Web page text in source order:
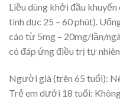
Liều dùng khởi đầu
tình dục 25 – 60 phút).
cáo từ 5mg – 20mg/lần/
có đáp ứng điều trị tự
Người già (trên 65 tuổi):
Trẻ em dưới 18 tuổi: